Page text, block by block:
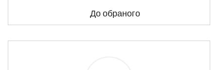
До обраного